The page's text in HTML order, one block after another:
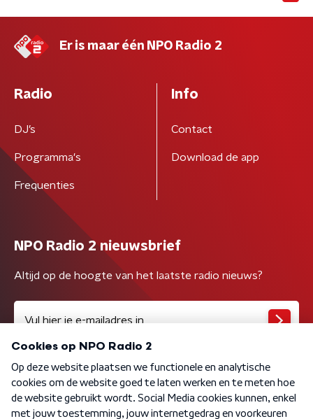
Er is maar één NPO Radio 2
Radio
DJ’s
Programma's
Frequenties
Info
Contact
Download de app
NPO Radio 2 nieuwsbrief
Altijd op de hoogte van het laatste radio nieuws?
Algemene voorwaarden